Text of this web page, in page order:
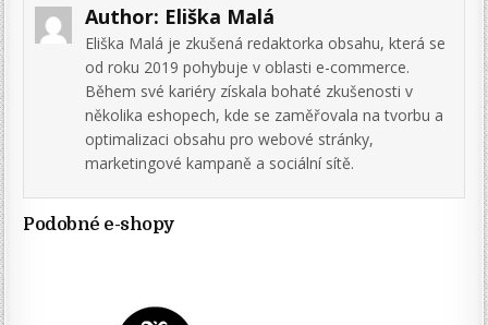
Author: Eliška Malá
Eliška Malá je zkušená redaktorka obsahu, která se
od roku 2019 pohybuje v oblasti e-commerce.
Během své kariéry získala bohaté zkušenosti v
několika eshopech, kde se zaměřovala na tvorbu a
optimalizaci obsahu pro webové stránky,
marketingové kampaně a sociální sítě.
Podobné e-shopy